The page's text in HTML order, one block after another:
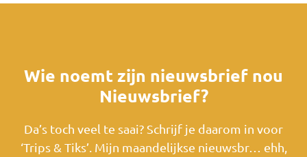
Wie noemt zijn nieuwsbrief nou
Nieuwsbrief?
Da’s toch veel te saai? Schrijf je daarom in voor
‘Trips & Tiks’. Mijn maandelijkse nieuwsbr… ehh,